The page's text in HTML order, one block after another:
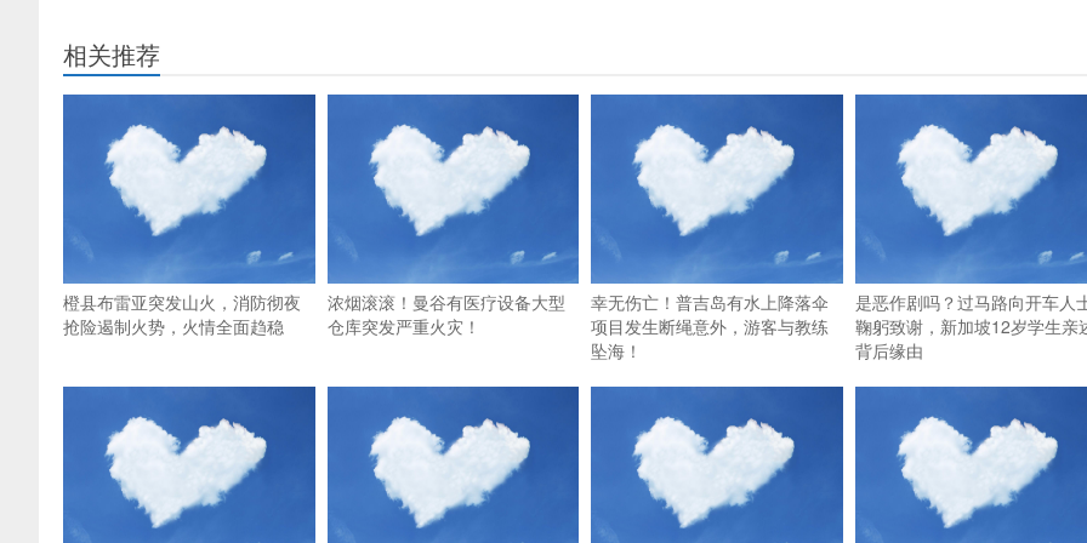
相关推荐
橙县布雷亚突发山火，消防彻夜
抢险遏制火势，火情全面趋稳
浓烟滚滚！曼谷有医疗设备大型
仓库突发严重火灾！
幸无伤亡！普吉岛有水上降落伞
项目发生断绳意外，游客与教练
坠海！
是恶作剧吗？过马路向开车人
鞠躬致谢，新加坡12岁学生亲
背后缘由